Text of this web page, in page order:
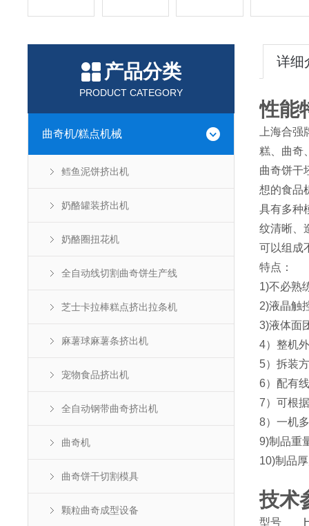
产品分类
PRODUCT CATEGORY
曲奇机/糕点机械
鳕鱼泥饼挤出机
奶酪罐装挤出机
奶酪圈扭花机
全自动线切割曲奇饼生产线
芝士卡拉棒糕点挤出拉条机
麻薯球麻薯条挤出机
宠物食品挤出机
全自动钢带曲奇挤出机
曲奇机
曲奇饼干切割模具
颗粒曲奇成型设备
详细
性能
上海合强
糕、曲奇
曲奇饼干
想的食品
具有多种
纹清晰、
可以组成
特点：
1)不必熟
2)液晶触
3)液体面
4）整机
5）拆装
6）配有
7）可根
8）一机
9)制品重
10)制品
技术
型号